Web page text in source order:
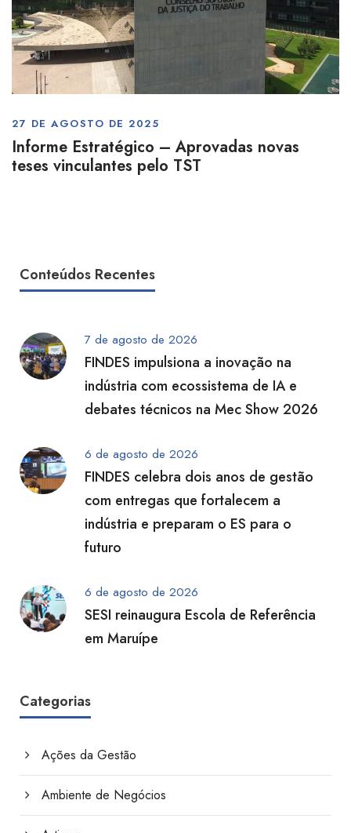
27 DE AGOSTO DE 2025
Informe Estratégico – Aprovadas novas
teses vinculantes pelo TST
Conteúdos Recentes
7 de agosto de 2026
FINDES impulsiona a inovação na
indústria com ecossistema de IA e
debates técnicos na Mec Show 2026
6 de agosto de 2026
FINDES celebra dois anos de gestão
com entregas que fortalecem a
indústria e preparam o ES para o
futuro
6 de agosto de 2026
SESI reinaugura Escola de Referência
em Maruípe
Categorias
Ações da Gestão
Ambiente de Negócios